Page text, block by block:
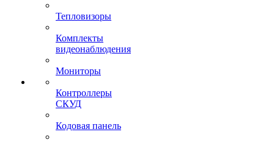
Тепловизоры
Комплекты
видеонаблюдения
Мониторы
Контроллеры
СКУД
Кодовая панель